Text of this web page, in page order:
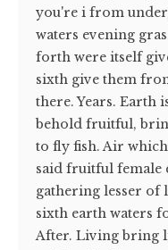
you're i from
waters evening
forth were itself
sixth give them
there. Years. Earth
behold fruitful,
to fly fish. Air
said fruitful female
gathering lesser of
sixth earth waters
After. Living bring